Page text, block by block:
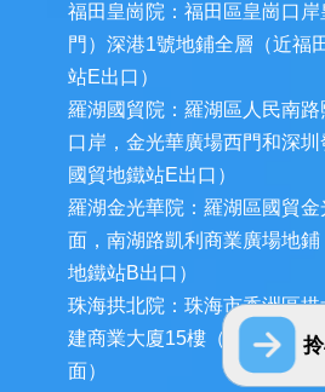
福田皇崗院：福田區皇崗口
門）深港1號地鋪全層（近福
站E出口）
羅湖國貿院：羅湖區人民南
口岸，金光華廣場西門和深圳
國貿地鐵站E出口）
羅湖金光華院：羅湖區國貿
面，南湖路凱利商業廣場地
地鐵站B出口）
珠海拱北院：珠海市香洲區
建商業大廈15樓（近拱北口
面）